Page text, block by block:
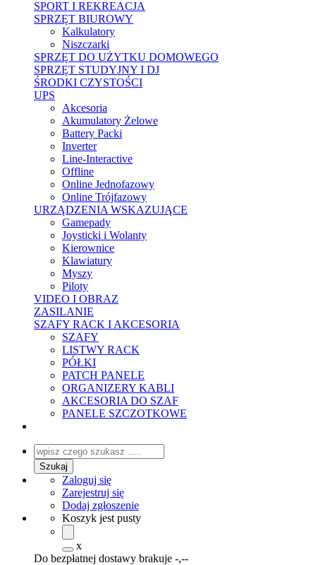
SPORT I REKREACJA
SPRZĘT BIUROWY
Kalkulatory
Niszczarki
SPRZĘT DO UŻYTKU DOMOWEGO
SPRZĘT STUDYJNY I DJ
ŚRODKI CZYSTOŚCI
UPS
Akcesoria
Akumulatory Żelowe
Battery Packi
Inverter
Line-Interactive
Offline
Online Jednofazowy
Online Trójfazowy
URZĄDZENIA WSKAZUJĄCE
Gamepady
Joysticki i Wolanty
Kierownice
Klawiatury
Myszy
Piloty
VIDEO I OBRAZ
ZASILANIE
SZAFY RACK I AKCESORIA
SZAFY
LISTWY RACK
PÓŁKI
PATCH PANELE
ORGANIZERY KABLI
AKCESORIA DO SZAF
PANELE SZCZOTKOWE
Zaloguj się
Zarejestruj się
Dodaj zgłoszenie
Koszyk jest pusty
x
Do bezpłatnej dostawy brakuje -,--